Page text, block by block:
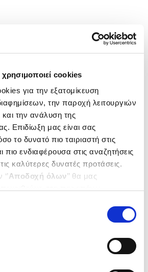
cookies
για την εξατομίκευση
την παροχή λειτουργιών
την ανάλυση της
Επιδίωξη μας είναι σας
το δυνατό πιο ταιριαστή στις
πιο ενδιαφέρουσα στις αναζητήσεις
καλύτερες δυνατές προτάσεις.
Αποδοχή όλων’’ θα μας
επιλέξετε από τα παρακάτω με την
΄΄και να ενημερωθείτε σχετικά με